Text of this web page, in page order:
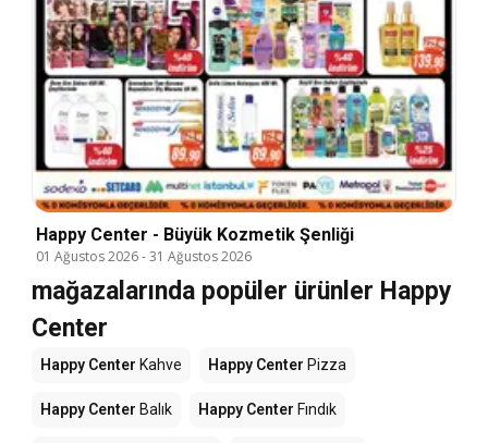
Happy Center - Büyük Kozmetik Şenliği
01 Ağustos 2026-31 Ağustos 2026
mağazalarında popüler ürünler Happy
Center
Happy Center Kahve Happy Center Pizza
Happy Center Balık Happy Center Fındık